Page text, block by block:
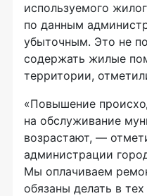
используемого
по данным
убыточным. Это не
содержать жилые
территории,
«Повышение
на обслуживание
возрастают, —
администрации
Мы оплачиваем
обязаны делать в